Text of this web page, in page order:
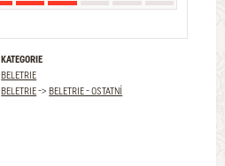
KATEGORIE
BELETRIE
BELETRIE->BELETRIE - OSTATNÍ